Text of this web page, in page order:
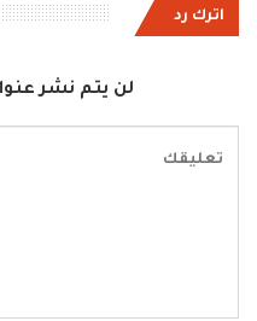
اترك رد
لن يتم نشر